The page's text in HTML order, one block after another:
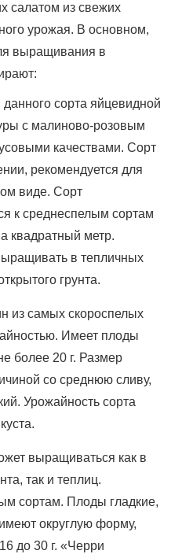
салатом из свежих
урожая. В основном,
выращивания в
сорта яйцевидной
с малиново-розовым
качествами. Сорт
рекомендуется для
виде. Сорт
к среднеспелым сортам
квадратный метр.
в тепличных
грунта.
из самых скороспелых
Имеет плоды
более 20 г. Размер
со среднюю сливу,
Урожайность сорта
выращиваться как в
так и теплиц.
сортам. Плоды гладкие,
округлую форму,
до 30 г. «Черри